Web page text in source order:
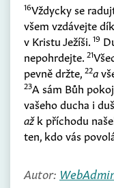
16Vždycky se
všem vzdávejte
v Kristu Ježíši. 19
nepohrdejte. 21
pevně držte, 22a
23A sám Bůh
vašeho ducha i
ažk příchodu
ten, kdo vás
Autor: